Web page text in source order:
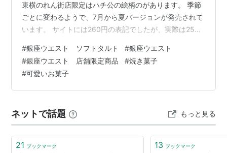
東横のれん街店限定はハチ公の絵柄のがあります。 季節
ごとに変わるようで、7月から夏バージョンが発売されて
います。 サイトには260円の表記でしたが、実際は259
てくださったのが流石銀座ウエストさんだなと感じまし
た☺️ 入れてくれた袋もリボンの絵柄もあって可愛いです
ね。 ソフトタルトで隠れてますが、ロゴも勿論描かれて
ますよ。 ソフトタルトの名前の通りちょっと柔らかいの
無事でよかったです🥲 ハチ公…
#銀座ウエスト ソフトタルト #銀座ウエスト
#銀座ウエスト 店舗限定商品 #焼き菓子
#可愛いお菓子
ネットで話題 もっと見る
21 ブックマーク 13 ブックマーク